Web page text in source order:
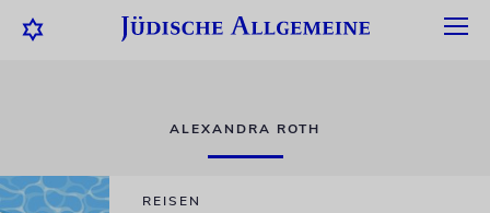
ALEXANDRA ROTH
REISEN